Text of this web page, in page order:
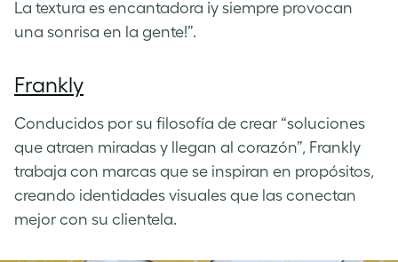
La textura es encantadora ¡y siempre provocan
una sonrisa en la gente!”.
Frankly
Conducidos por su filosofía de crear “soluciones
que atraen miradas y llegan al corazón”, Frankly
trabaja con marcas que se inspiran en propósitos,
creando identidades visuales que las conectan
mejor con su clientela.